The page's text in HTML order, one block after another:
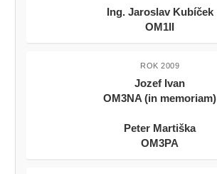
Ing. Jaroslav Kubíček
OM1II
ROK 2009
Jozef Ivan
OM3NA (in memoriam)
Peter Martiška
OM3PA